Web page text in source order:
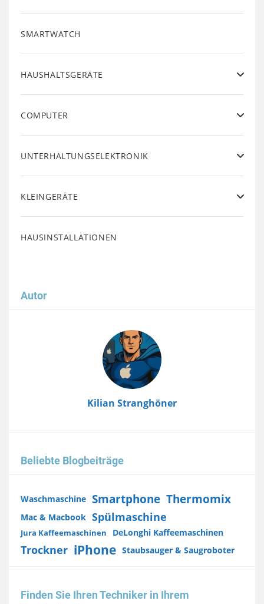
SMARTWATCH
HAUSHALTSGERÄTE
COMPUTER
UNTERHALTUNGSELEKTRONIK
KLEINGERÄTE
HAUSINSTALLATIONEN
Autor
Kilian Stranghöner
Beliebte Blogbeiträge
Waschmaschine Smartphone Thermomix
Mac & Macbook Spülmaschine
Jura Kaffeemaschinen DeLonghi Kaffeemaschinen
Trockner iPhone Staubsauger & Saugroboter
Finden Sie Ihren Techniker in Ihrem